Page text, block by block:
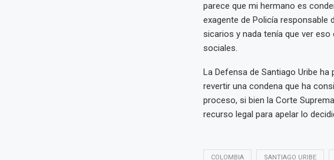
parece que mi hermano es
exagente de Policía responsable
sicarios y nada tenía que ver
sociales.
La Defensa de Santiago Uribe
revertir una condena que ha
proceso, si bien la Corte
recurso legal para apelar lo
COLOMBIA SANTIAGO URIBE